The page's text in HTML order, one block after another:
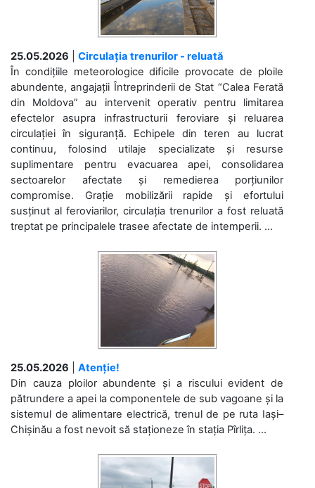
25.05.2026
Circulația trenurilor - reluată
În condițiile meteorologice dificile provocate de ploile
abundente, angajații Întreprinderii de Stat “Calea Ferată
din Moldova” au intervenit operativ pentru limitarea
efectelor asupra infrastructurii feroviare și reluarea
circulației în siguranță. Echipele din teren au lucrat
continuu, folosind utilaje specializate și resurse
suplimentare pentru evacuarea apei, consolidarea
sectoarelor afectate și remedierea porțiunilor
compromise. Grație mobilizării rapide și efortului
susținut al feroviarilor, circulația trenurilor a fost reluată
treptat pe principalele trasee afectate de intemperii. ...
25.05.2026
Atenție!
Din cauza ploilor abundente și a riscului evident de
pătrundere a apei la componentele de sub vagoane și la
sistemul de alimentare electrică, trenul de pe ruta Iași–
Chișinău a fost nevoit să staționeze în stația Pîrlița. ...